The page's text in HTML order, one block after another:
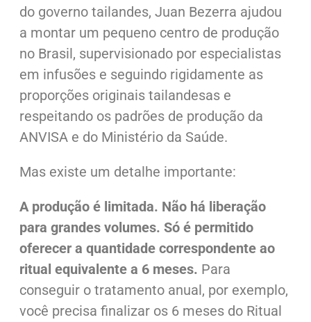
do governo tailandes, Juan Bezerra ajudou
a montar um pequeno centro de produção
no Brasil, supervisionado por especialistas
em infusões e seguindo rigidamente as
proporções originais tailandesas e
respeitando os padrões de produção da
ANVISA e do Ministério da Saúde.
Mas existe um detalhe importante:
A produção é limitada. Não há liberação
para grandes volumes. Só é permitido
oferecer a quantidade correspondente ao
ritual equivalente a 6 meses. Para
conseguir o tratamento anual, por exemplo,
você precisa finalizar os 6 meses do Ritual